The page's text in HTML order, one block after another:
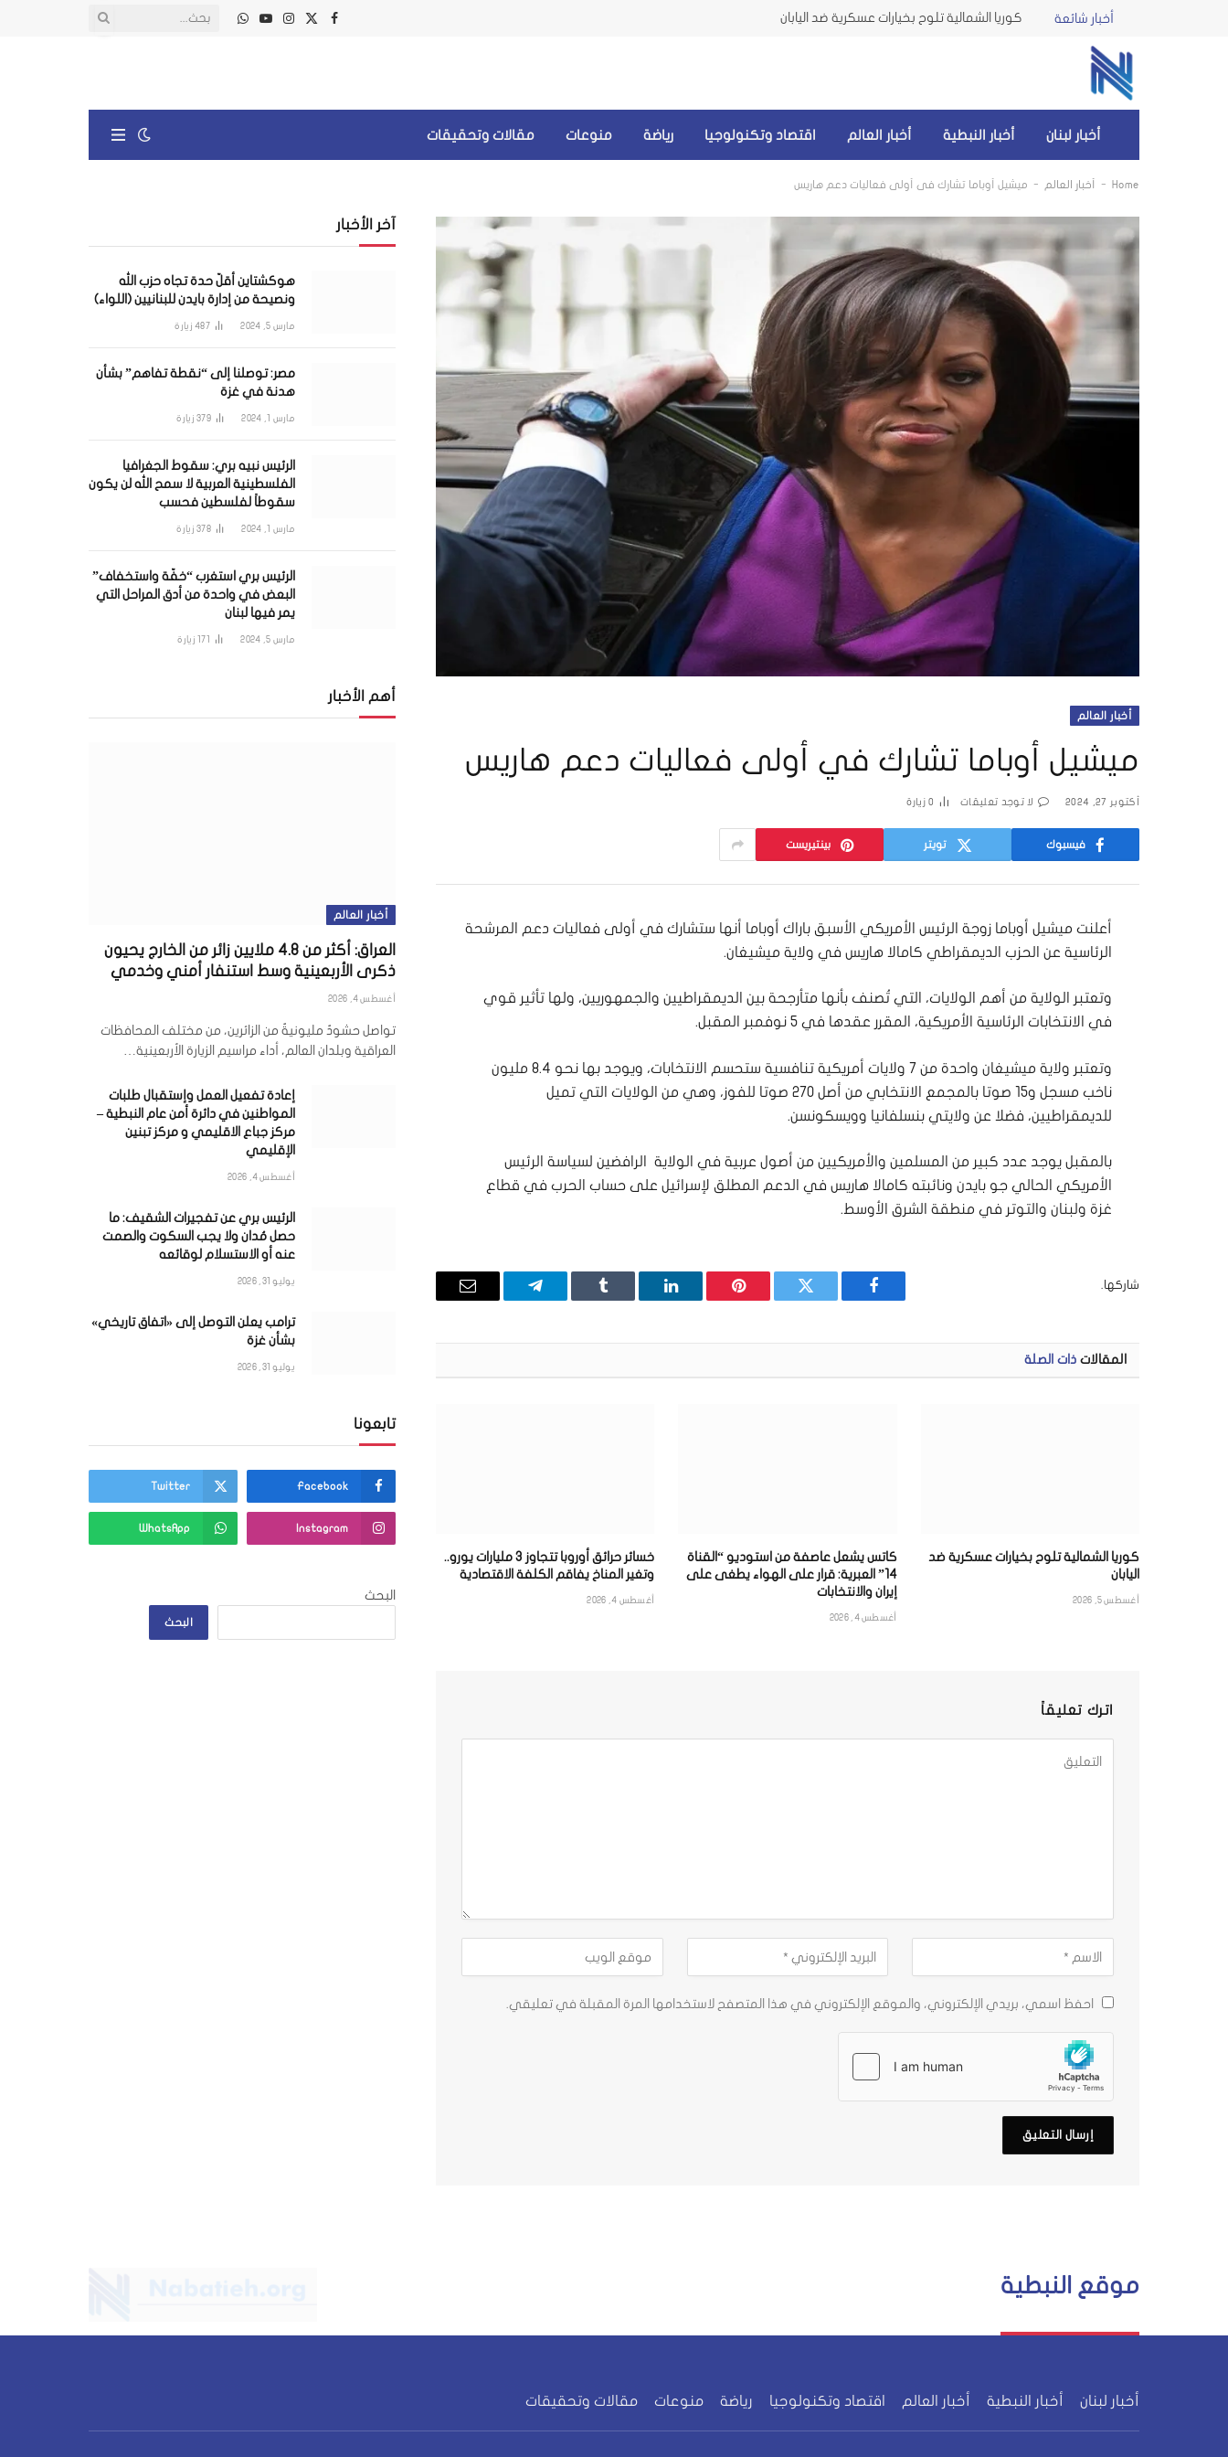
أخبار شائعة كوريا الشمالية تلوح بخيارات عسكرية ضد اليابان
فيسبوك
X
الانستغرام
يوتيوبواتساب
أخبار لبنان أخبار النبطية أخبار العالم اقتصاد وتكنولوجيا رياضة منوعات مقالات وتحقيقات
Home
- أخبار العالم - ميشيل أوباما تشارك في أولى فعاليات دعم هاريس
أخبار العالم
ميشيل أوباما تشارك في أولى فعاليات دعم هاريس
أكتوبر 27, 2024 لا توجد تعليقات 0 زيارة
فيسبوك تويتر بينتيريست
أعلنت ميشيل أوباما زوجة الرئيس الأمريكي الأسبق باراك أوباما أنها ستشارك في أولى فعاليات دعم المرشحة
الرئاسية عن الحزب الديمقراطي كامالا هاريس في ولاية ميشيغان.
وتعتبر الولاية من أهم الولايات، التي تُصنف بأنها متأرجحة بين الديمقراطيين والجمهوريين، ولها تأثير قوي
في الانتخابات الرئاسية الأمريكية، المقرر عقدها في 5 نوفمبر المقبل.
وتعتبر ولاية ميشيغان واحدة من 7 ولايات أمريكية تنافسية ستحسم الانتخابات، ويوجد بها نحو 8.4 مليون
ناخب مسجل و15 صوتا بالمجمع الانتخابي من أصل 270 صوتا للفوز، وهي من الولايات التي تميل
للديمقراطيين، فضلا عن ولايتي بنسلفانيا وويسكونسن.
بالمقبل يوجد عدد كبير من المسلمين والأمريكيين من أصول عربية في الولاية الرافضين لسياسة الرئيس
الأمريكي الحالي جو بايدن ونائبته كامالا هاريس في الدعم المطلق لإسرائيل على حساب الحرب في قطاع
غزة ولبنان والتوتر في منطقة الشرق الأوسط.
شاركها.
فيسبوك تويتر بينتيريستلينكدإن Tumblr تيلقرام
البريد
المقالات ذات الصلة
كوريا الشمالية تلوح بخيارات عسكرية ضد
اليابان
أغسطس 5, 2026
كاتس يشعل عاصفة من استوديو “القناة
14” العبرية: قرار على الهواء يطغى على
إيران والانتخابات
أغسطس 4, 2026
خسائر حرائق أوروبا تتجاوز 3 مليارات يورو..
وتغير المناخ يفاقم الكلفة الاقتصادية
أغسطس 4, 2026
اترك تعليقاً
احفظ اسمي، بريدي الإلكتروني، والموقع الإلكتروني في هذا المتصفح لاستخدامها المرة المقبلة في تعليقي.
آخر الأخبار
هوكشتاين أقلّ حدة تجاه حزب الله
ونصيحة من إدارة بايدن للبنانيين (اللواء)
مارس 5, 2024 487 زيارة
مصر: توصلنا إلى “نقطة تفاهم” بشأن
هدنة في غزة
مارس 1, 2024 379 زيارة
الرئيس نبيه بري: سقوط الجغرافيا
الفلسطينية العربية لا سمح الله لن يكون
سقوطاً لفلسطين فحسب
مارس 1, 2024 378 زيارة
الرئيس بري استغرب “خفّة واستخفاف”
البعض في واحدة من أدق المراحل التي
يمر فيها لبنان
مارس 5, 2024 171 زيارة
أهم الأخبار
أخبار العالم
العراق: أكثر من 4.8 ملايين زائر من الخارج يحيون
ذكرى الأربعينية وسط استنفار أمني وخدمي
أغسطس 4, 2026
تواصل حشودٌ مليونيةٌ من الزائرين، من مختلف المحافظات
العراقية وبلدان العالم، أداء مراسيم الزيارة الأربعينية…
إعادة تفعيل العمل وإستقبال طلبات
المواطنين في دائرة أمن عام النبطية –
مركز جباع الاقليمي و مركز تبنين
الإقليمي
أغسطس 4, 2026
الرئيس بري عن تفجيرات الشقيف: ما
حصل مُدان ولا يجب السكوت والصمت
عنه أو الاستسلام لوقائعه
يوليو 31, 2026
ترامب يعلن التوصل إلى «اتفاق تاريخي»
بشأن غزة
يوليو 31, 2026
تابعونا
Facebook
Twitter
Instagram
WhatsApp
البحث
البحث
موقع النبطية
أخبار لبنان أخبار النبطية أخبار العالم اقتصاد وتكنولوجيا رياضة منوعات مقالات وتحقيقات